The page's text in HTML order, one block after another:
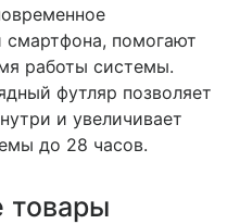
смартфона, помогают
работы системы.
футляр позволяет
и увеличивает
до 28 часов.
товары